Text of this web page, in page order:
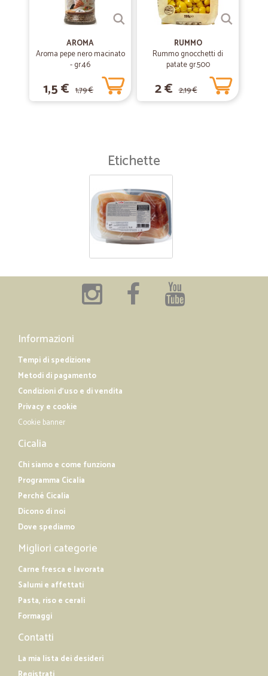
AROMA
Aroma pepe nero macinato
- gr.46
1,5 € 1,79 €
RUMMO
Rummo gnocchetti di
patate gr.500
2 € 2,19 €
Etichette
Informazioni
Tempi di spedizione
Metodi di pagamento
Condizioni d'uso e di vendita
Privacy e cookie
Cookie banner
Cicalia
Chi siamo e come funziona
Programma Cicalia
Perché Cicalia
Dicono di noi
Dove spediamo
Migliori categorie
Carne fresca e lavorata
Salumi e affettati
Pasta, riso e cerali
Formaggi
Contatti
La mia lista dei desideri